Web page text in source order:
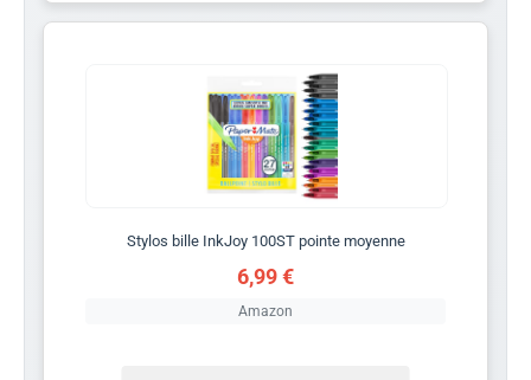
Stylos bille InkJoy 100ST pointe moyenne
6,99 €
Amazon